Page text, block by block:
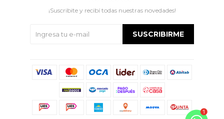
¡Suscribite y recibí todas nuestras novedades!
SUSCRIBIRME